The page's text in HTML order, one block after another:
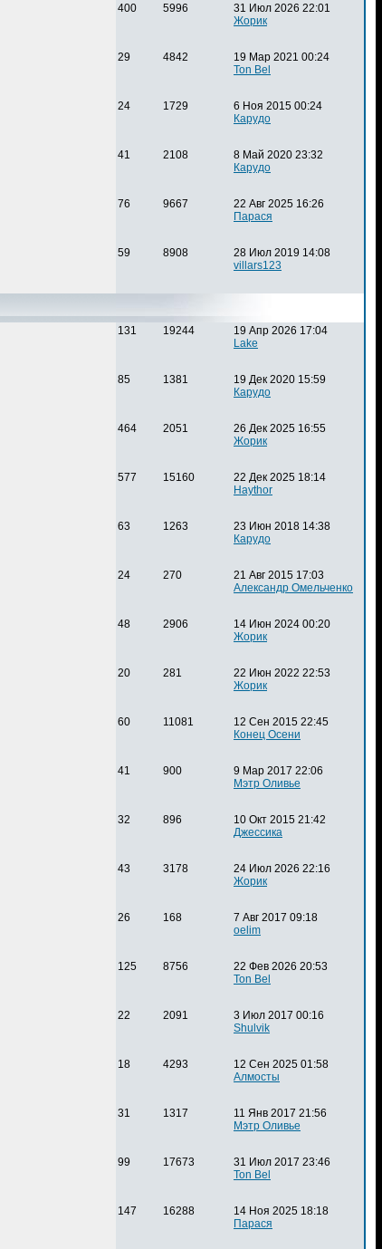
400 5996
31 Июл 2026 22:01
Жорик
29 4842
19 Мар 2021 00:24
Ton Bel
24 1729
6 Ноя 2015 00:24
Карудо
41 2108
8 Май 2020 23:32
Карудо
76 9667
22 Авг 2025 16:26
Парася
59 8908
28 Июл 2019 14:08
villars123
131 19244
19 Апр 2026 17:04
Lake
85 1381
19 Дек 2020 15:59
Карудо
464 2051
26 Дек 2025 16:55
Жорик
577 15160
22 Дек 2025 18:14
Haythor
63 1263
23 Июн 2018 14:38
Карудо
24 270
21 Авг 2015 17:03
Александр Омельченко
48 2906
14 Июн 2024 00:20
Жорик
20 281
22 Июн 2022 22:53
Жорик
60 11081
12 Сен 2015 22:45
Конец Осени
41 900
9 Мар 2017 22:06
Мэтр Оливье
32 896
10 Окт 2015 21:42
Джессика
43 3178
24 Июл 2026 22:16
Жорик
26 168
7 Авг 2017 09:18
oelim
125 8756
22 Фев 2026 20:53
Ton Bel
22 2091
3 Июл 2017 00:16
Shulvik
18 4293
12 Сен 2025 01:58
Алмосты
31 1317
11 Янв 2017 21:56
Мэтр Оливье
99 17673
31 Июл 2017 23:46
Ton Bel
147 16288
14 Ноя 2025 18:18
Парася